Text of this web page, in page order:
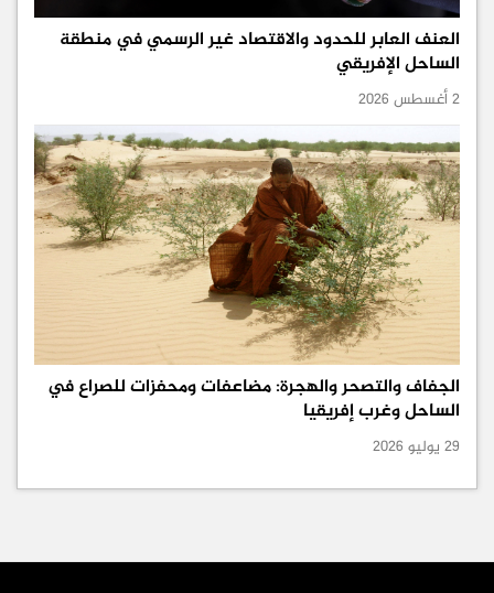
العنف العابر للحدود والاقتصاد غير الرسمي في منطقة
الساحل الإفريقي
2 أغسطس 2026
الجفاف والتصحر والهجرة: مضاعفات ومحفزات للصراع في
الساحل وغرب إفريقيا
29 يوليو 2026